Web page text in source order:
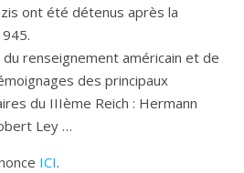
ont été détenus après la
du renseignement américain et de
des principaux
du IIIème Reich : Hermann
Ley …
ICI.